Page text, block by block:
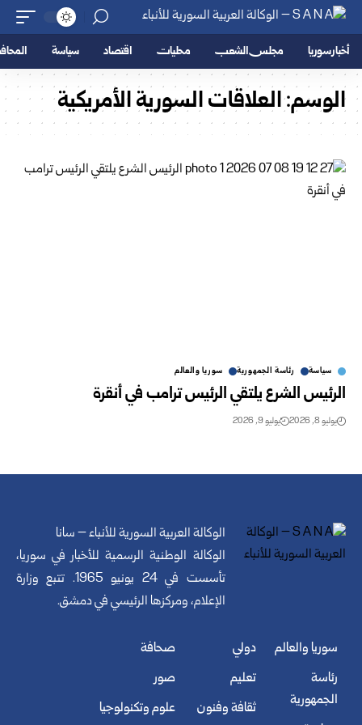
أخبار سوريا مجلس الشعب محليات اقتصاد سياسة
الوسم:العلاقات السورية الأمريكية
سياسة رئاسة الجمهورية سوريا والعالم
الرئيس الشرع يلتقي الرئيس ترامب في أنقرة
يوليو 8, 2026 يوليو 9, 2026
الوكالة العربية السورية للأنباء – سانا
الوكالة الوطنية الرسمية للأخبار في سوريا،
تأسست في 24 يونيو 1965. تتبع وزارة
الإعلام، ومركزها الرئيسي في دمشق.
سوريا والعالم
رئاسة
الجمهورية
دولي
تعليم
ثقافة وفنون
صحافة
صور
علوم وتكنولوجيا